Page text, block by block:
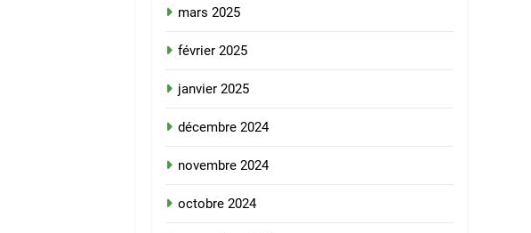
mars 2025
février 2025
janvier 2025
décembre 2024
novembre 2024
octobre 2024